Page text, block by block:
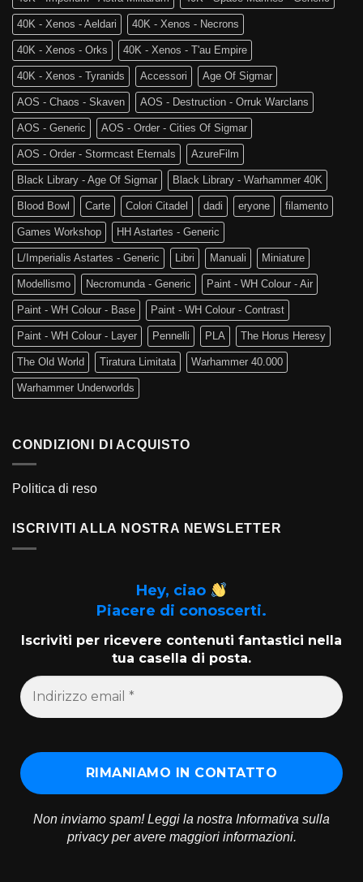
noi!
40K - Xenos - Aeldari 40K - Xenos - Necrons
40K - Xenos - Orks 40K - Xenos - T'au Empire
40K - Xenos - Tyranids Accessori Age Of Sigmar
AOS - Chaos - Skaven AOS - Destruction - Orruk Warclans
AOS - Generic AOS - Order - Cities Of Sigmar
AOS - Order - Stormcast Eternals AzureFilm
Black Library - Age Of Sigmar Black Library - Warhammer 40K
Blood Bowl Carte Colori Citadel dadi eryone filamento
Games Workshop HH Astartes - Generic
L/Imperialis Astartes - Generic Libri Manuali Miniature
Modellismo Necromunda - Generic Paint - WH Colour - Air
Paint - WH Colour - Base Paint - WH Colour - Contrast
Paint - WH Colour - Layer Pennelli PLA The Horus Heresy
The Old World Tiratura Limitata Warhammer 40.000
Warhammer Underworlds
CONDIZIONI DI ACQUISTO
Politica di reso
ISCRIVITI ALLA NOSTRA NEWSLETTER
Hey, ciao
Piacere di conoscerti.
Iscriviti per ricevere contenuti fantastici nella
tua casella di posta.
Non inviamo spam! Leggi la nostra Informativa sulla
privacyper avere maggiori informazioni.